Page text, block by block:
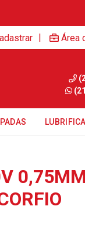
| Área
0,75MM